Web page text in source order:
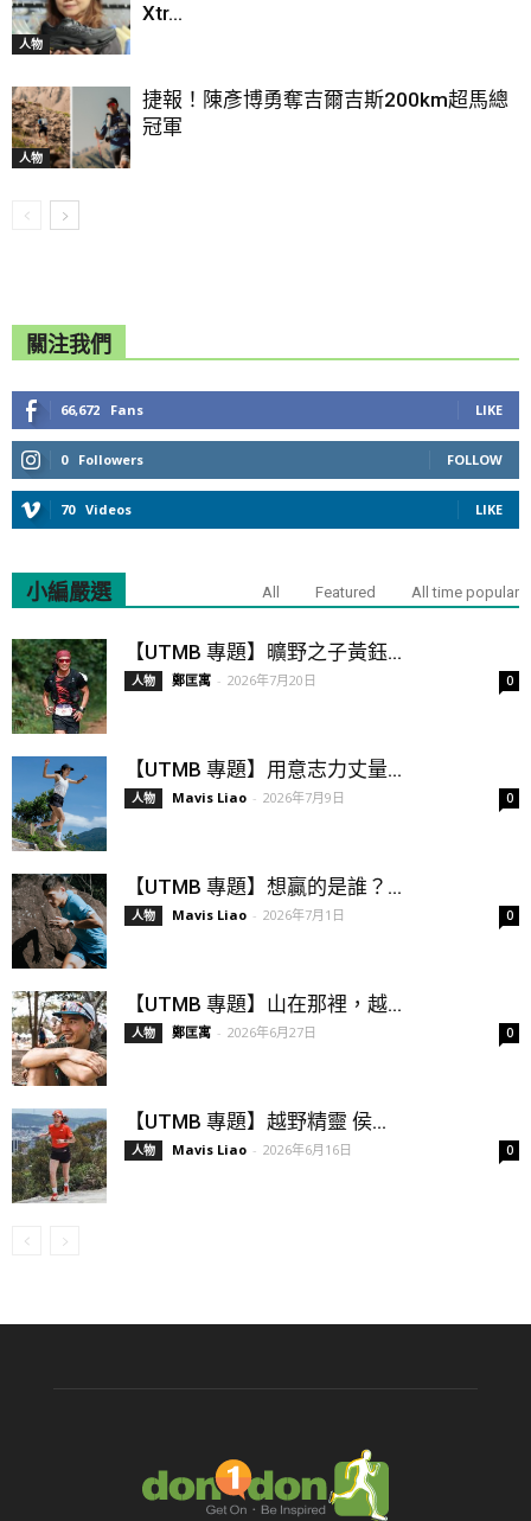
人物
Xtr...
人物
捷報！陳彥博勇奪吉爾吉斯200km超馬總
冠軍
關注我們
66,672 Fans LIKE
0 Followers FOLLOW
70 Videos LIKE
小編嚴選 All Featured All time popular
【UTMB 專題】曠野之子黃鈺...
人物 鄭匡寓 - 2026年7月20日 0
【UTMB 專題】用意志力丈量...
人物 Mavis Liao - 2026年7月9日 0
【UTMB 專題】想贏的是誰？...
人物 Mavis Liao - 2026年7月1日 0
【UTMB 專題】山在那裡，越...
人物 鄭匡寓 - 2026年6月27日 0
【UTMB 專題】越野精靈 侯...
人物 Mavis Liao - 2026年6月16日 0